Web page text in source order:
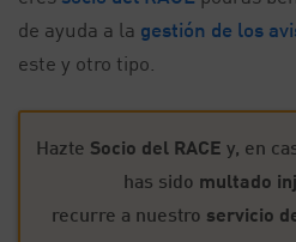
de ayuda a la gestión de los
este y otro tipo.
Hazte Socio del RACE y, en
has sido multado
recurre a nuestro servicio